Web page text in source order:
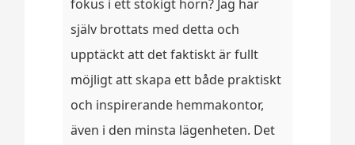
fokus i ett stökigt hörn? Jag har
själv brottats med detta och
upptäckt att det faktiskt är fullt
möjligt att skapa ett både praktiskt
och inspirerande hemmakontor,
även i den minsta lägenheten. Det